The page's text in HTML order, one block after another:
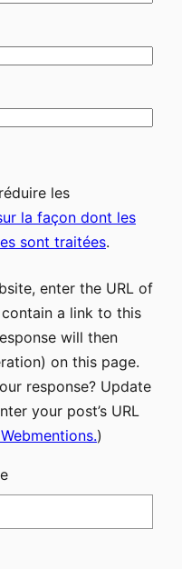
les
la façon dont les
sont traitées.
enter the URL of
a link to this
will then
on this page.
response? Update
your post’s URL
)